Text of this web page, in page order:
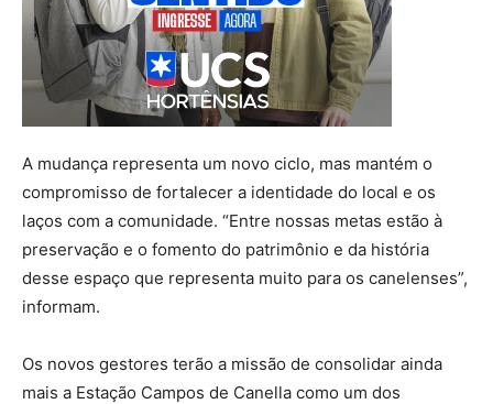
A mudança representa um novo ciclo, mas mantém o
compromisso de fortalecer a identidade do local e os
laços com a comunidade. “Entre nossas metas estão à
preservação e o fomento do patrimônio e da história
desse espaço que representa muito para os canelenses”,
informam.
Os novos gestores terão a missão de consolidar ainda
mais a Estação Campos de Canella como um dos